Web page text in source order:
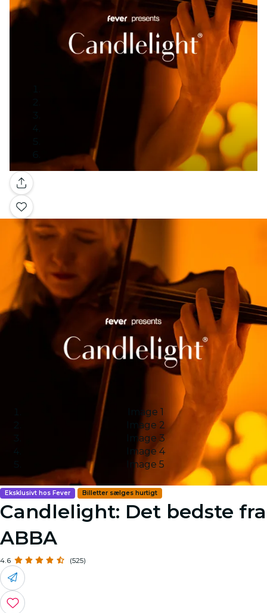
Galleri
Image 1
Image 2
Image 3
Image 4
Image 5
Eksklusivt hos Fever Billetter sælges hurtigt
Candlelight: Det bedste fra
ABBA
4.6 (525)